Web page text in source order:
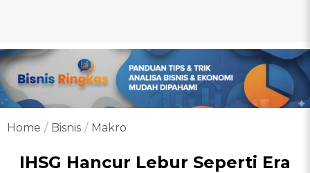
Home Bisnis Makro
IHSG Hancur Lebur Seperti Era